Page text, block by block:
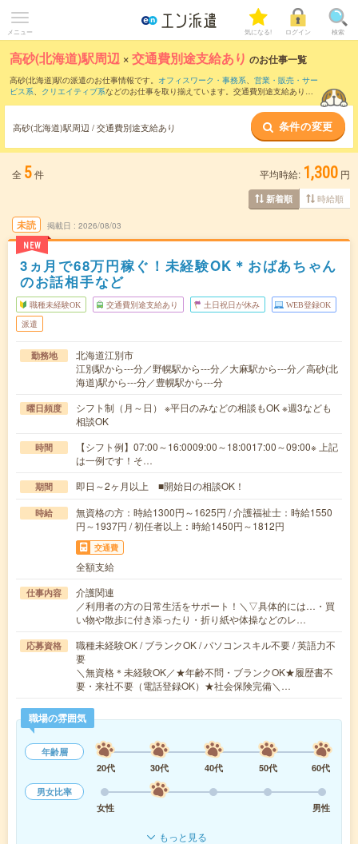
メニュー 気になる! ログイン 検索
高砂(北海道)駅周辺 ×交通費別途支給あり のお仕事一覧
高砂(北海道)駅の派遣のお仕事情報です。 オフィスワーク・事務系、 営業・販売・サー
ビス系、 クリエイティブ系などのお仕事を取り揃えています。交通費別途支給ありの
高砂(北海道)駅周辺 / 交通費別途支給あり 条件の変更
全 5件 平均時給: 1,300 円
新着順 時給順
未読
NEW
掲載日 2026/08/03
3ヵ月で68万円稼ぐ！未経験OK＊おばあちゃん
のお話相手など
職種未経験OK 交通費別途支給あり 土日祝日が休み WEB登録OK
派遣
勤務地
北海道江別市
江別駅から---分／野幌駅から---分／大麻駅から---分／高砂(北
海道)駅から---分／豊幌駅から---分
曜日頻度
シフト制（月～日） ※平日のみなどの相談もOK ※週3なども
相談OK
時間
【シフト例】07:00～16:0009:00～18:0017:00～09:00※ 上記
は一例です！そ…
期間 即日～2ヶ月以上 ■開始日の相談OK！
時給
無資格の方：時給1300円～1625円 / 介護福祉士：時給1550
円～1937円 / 初任者以上：時給1450円～1812円
交通費
全額支給
仕事内容
介護関連
／利用者の方の日常生活をサポート！＼▽具体的には…・買
い物や散歩に付き添ったり・折り紙や体操などのレ…
応募資格
職種未経験OK / ブランクOK / パソコンスキル不要 / 英語力不
要
＼無資格＊未経験OK／★年齢不問・ブランクOK★履歴書不
要・来社不要（電話登録OK）★社会保険完備＼…
職場の雰囲気
年齢層
20代
30代 40代 50代
60代
男女比率
女性
男性
もっと見る